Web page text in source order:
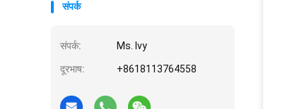
संपर्क
संपर्क: Ms. Ivy
दूरभाष: +8618113764558